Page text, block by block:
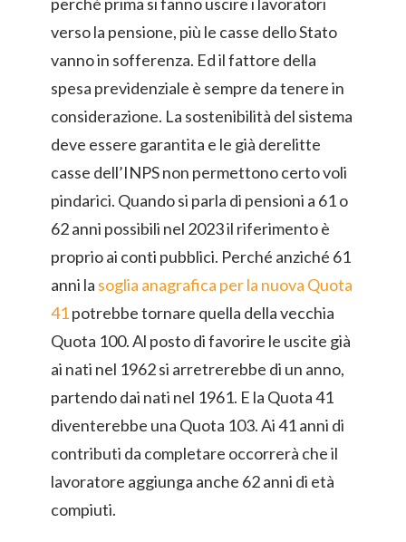
verso la pensione, più le casse dello Stato
vanno in sofferenza. Ed il fattore della
spesa previdenziale è sempre da tenere in
considerazione. La sostenibilità del sistema
deve essere garantita e le già derelitte
casse dell’INPS non permettono certo voli
pindarici. Quando si parla di pensioni a 61 o
62 anni possibili nel 2023 il riferimento è
proprio ai conti pubblici. Perché anziché 61
anni la soglia anagrafica per la nuova Quota
41potrebbe tornare quella della vecchia
Quota 100. Al posto di favorire le uscite già
ai nati nel 1962 si arretrerebbe di un anno,
partendo dai nati nel 1961. E la Quota 41
diventerebbe una Quota 103. Ai 41 anni di
contributi da completare occorrerà che il
lavoratore aggiunga anche 62 anni di età
compiuti.